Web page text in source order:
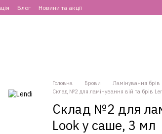
Блог Новини та акції
Головна Брови Ламінування брів
Склад №2 для ламінування вій та брів
Склад №2 для
Look у саше, 3 мл